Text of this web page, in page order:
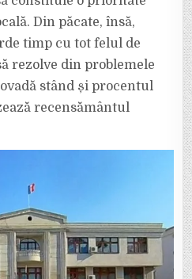
Din păcate, însă,
timp cu tot felul de
rezolve din problemele
stând și procentul
recensământul